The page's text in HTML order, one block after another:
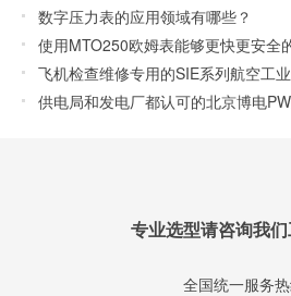
数字压力表的应用领域有哪些？
使用MTO250欧姆表能够更快更安全
飞机检查维修专用的SIE系列航空工
供电局和发电厂都认可的北京博电
专业选型请咨询我
全国统一服务